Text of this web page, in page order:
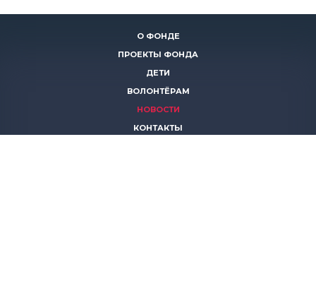
О ФОНДЕ
ПРОЕКТЫ ФОНДА
ДЕТИ
ВОЛОНТЁРАМ
НОВОСТИ
КОНТАКТЫ